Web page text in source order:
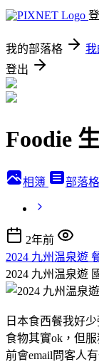
我的部落格 我
登出
Foodie
相簿 部落格
2年前
2024 九州温泉遊
2024 九州温泉遊
日本食西餐我好
食物其實ok，但
前會email問客人